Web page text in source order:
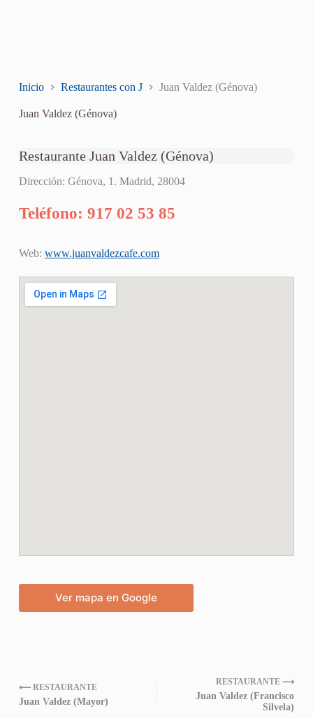
Inicio Restaurantes con J Juan Valdez (Génova)
Juan Valdez (Génova)
Restaurante Juan Valdez (Génova)
Dirección: Génova, 1. Madrid, 28004
Teléfono: 917 02 53 85
Web: www.juanvaldezcafe.com
Ver mapa en Google
⟵ RESTAURANTE
Juan Valdez (Mayor)
RESTAURANTE ⟶
Juan Valdez (Francisco
Silvela)